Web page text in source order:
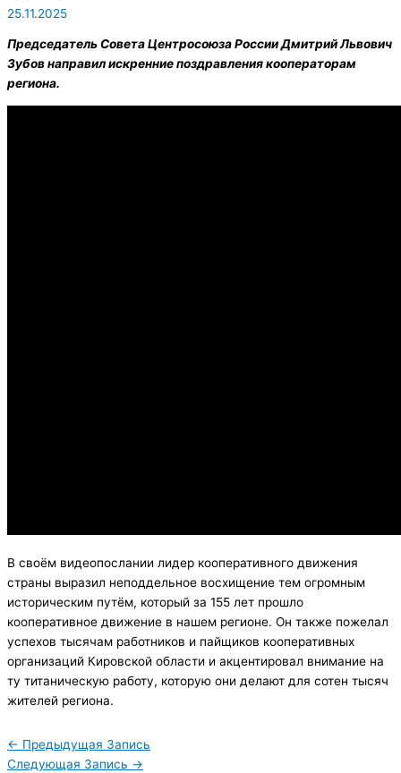
25.11.2025
Председатель Совета Центросоюза России Дмитрий Львович
Зубов направил искренние поздравления кооператорам
региона.
В своём видеопослании лидер кооперативного движения
страны выразил неподдельное восхищение тем огромным
историческим путём, который за 155 лет прошло
кооперативное движение в нашем регионе. Он также пожелал
успехов тысячам работников и пайщиков кооперативных
организаций Кировской области и акцентировал внимание на
ту титаническую работу, которую они делают для сотен тысяч
жителей региона.
← Предыдущая Запись
Следующая Запись →